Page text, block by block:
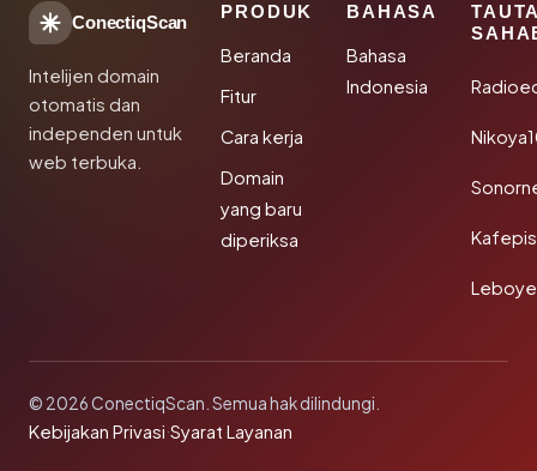
ConectiqScan
Intelijen domain
otomatis dan
independen untuk
web terbuka.
PRODUK
Beranda
Fitur
Cara kerja
Domain
yang baru
diperiksa
BAHASA
Bahasa
Indonesia
© 2026 ConectiqScan. Semua hak dilindungi.
Kebijakan Privasi·Syarat Layanan